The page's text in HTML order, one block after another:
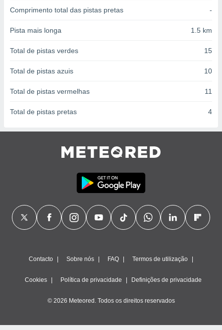
de
Comprimento total das pistas pretas -
Pista mais longa 1.5 km
Total de pistas verdes 15
Total de pistas azuis 10
Total de pistas vermelhas 11
Total de pistas pretas 4
Contacto Sobre nós FAQ Termos de utilização
Cookies Política de privacidade Definições de privacidade
© 2026 Meteored. Todos os direitos reservados